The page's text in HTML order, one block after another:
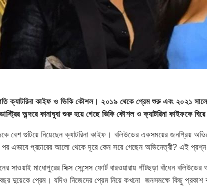
ক্যাটরিনা কাইফ ও ভিকি কৌশল। ২০১৯ থেকে প্রেম শুরু এবং ২০২১
অন্দরে কানাঘুষা শুরু হয়ে গেছে ভিকি কৌশল ও ক্যাটরিনা কাইফকে
বেশ গুটিয়ে নিয়েছেন ক্যাটরিনা কাইফ। বলিউডের একসময়ের জনপ্রিয়
এভাবে প্রচারের আলো থেকে দূরে কেন সরে গেছেন অভিনেত্রী? এই প্রশ্ন
সাওয়াই মাধোপুরের সিক্স সেন্সেস ফোর্ট বারওয়ারায় গাঁটছড়া বাঁধেন
দুয়েকে প্রেম। যদিও নিজেদের প্রেম নিয়ে কখনো জনসমক্ষে কিছু প্রকাশ